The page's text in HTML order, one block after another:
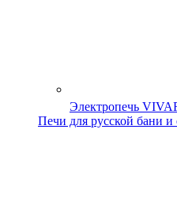
Электропечь
Печи для русской бани и